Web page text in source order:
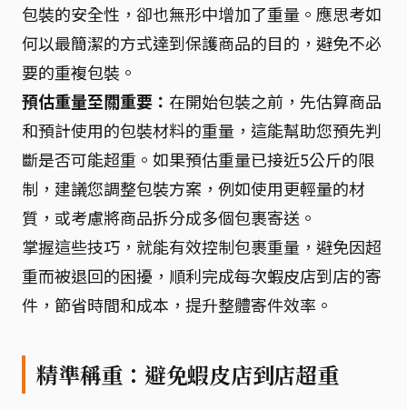
包裝的安全性，卻也無形中增加了重量。應思考如
何以最簡潔的方式達到保護商品的目的，避免不必
要的重複包裝。
預估重量至關重要： 在開始包裝之前，先估算商品
和預計使用的包裝材料的重量，這能幫助您預先判
斷是否可能超重。如果預估重量已接近5公斤的限
制，建議您調整包裝方案，例如使用更輕量的材
質，或考慮將商品拆分成多個包裹寄送。
掌握這些技巧，就能有效控制包裹重量，避免因超
重而被退回的困擾，順利完成每次蝦皮店到店的寄
件，節省時間和成本，提升整體寄件效率。
精準稱重：避免蝦皮店到店超重